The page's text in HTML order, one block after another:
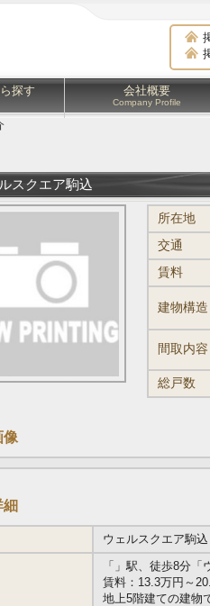
探す 会社概要
Company Profile
スクエア駒込
所在地
交通
賃料
建物構造
間取内容
総戸数
像
ウェルスクエア駒込
「 」駅、徒歩8分「
賃料：13.3万円～
地上5階建ての建物